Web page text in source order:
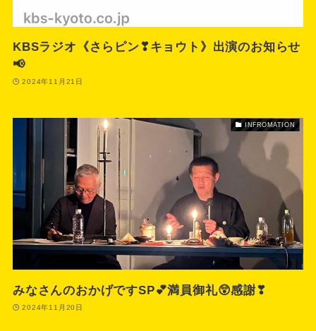
KBSラジオ《さらピン❣キョウト》出演のお知らせ
📢
2024年11月21日
INFROMATION
みなさんのおかげですSP💕満員御礼😲感謝❣
2024年11月20日